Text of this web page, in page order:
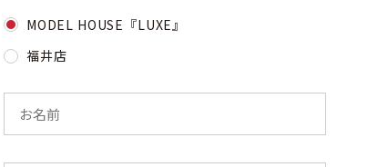
MODEL HOUSE『LUXE』
福井店